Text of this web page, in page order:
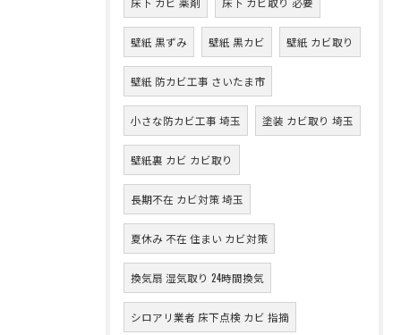
壁紙 黒ずみ 壁紙 黒カビ 壁紙 カビ取り
壁紙 防カビ工事 さいたま市
小さな防カビ工事 埼玉 塗装 カビ取り 埼玉
壁紙裏 カビ カビ取り
長期不在 カビ対策 埼玉
夏休み 不在 住まい カビ対策
換気扇 湿気取り 24時間換気
シロアリ業者 床下点検 カビ 指摘